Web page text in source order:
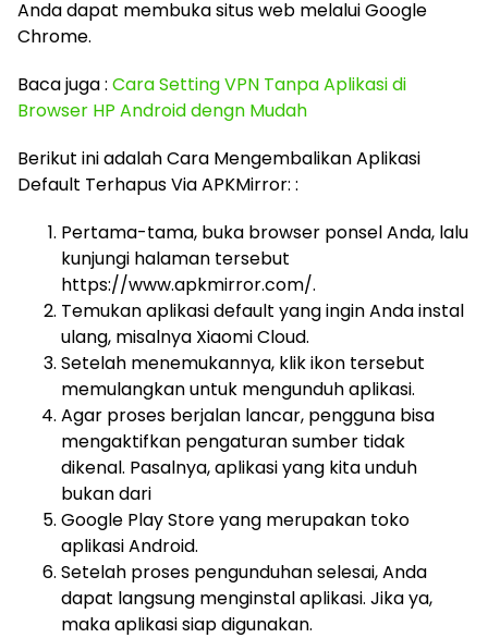
Anda dapat membuka situs web melalui Google
Chrome.
Baca juga : Cara Setting VPN Tanpa Aplikasi di
Browser HP Android dengn Mudah
Berikut ini adalah Cara Mengembalikan Aplikasi
Default Terhapus Via APKMirror: :
Pertama-tama, buka browser ponsel Anda, lalu
kunjungi halaman tersebut
https://www.apkmirror.com/.
Temukan aplikasi default yang ingin Anda instal
ulang, misalnya Xiaomi Cloud.
Setelah menemukannya, klik ikon tersebut
memulangkan untuk mengunduh aplikasi.
Agar proses berjalan lancar, pengguna bisa
mengaktifkan pengaturan sumber tidak
dikenal. Pasalnya, aplikasi yang kita unduh
bukan dari
Google Play Store yang merupakan toko
aplikasi Android.
Setelah proses pengunduhan selesai, Anda
dapat langsung menginstal aplikasi. Jika ya,
maka aplikasi siap digunakan.